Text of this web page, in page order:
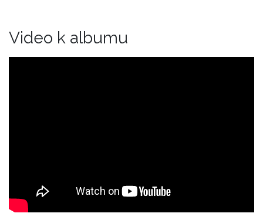
Video k albumu